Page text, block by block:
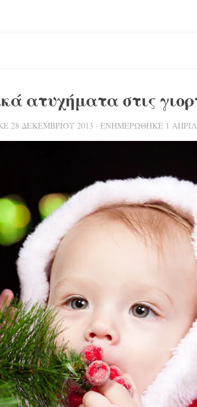
ατυχήματα στις
28 ΔΕΚΕΜΒΡΊΟΥ 2013 · ΕΝΗΜΕΡΏΘΗΚΕ 1